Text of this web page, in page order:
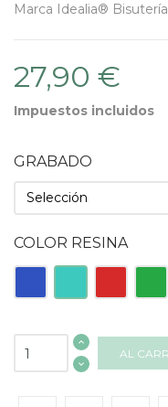
Marca Idealia® Bisutería
27,90 €
Impuestos incluidos
GRABADO
COLOR RESINA
TurquesaRoja Verde
AL